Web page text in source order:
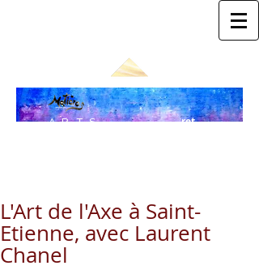
ret
ARTS
L'Art de l'Axe à Saint-
Etienne, avec Laurent
Chanel